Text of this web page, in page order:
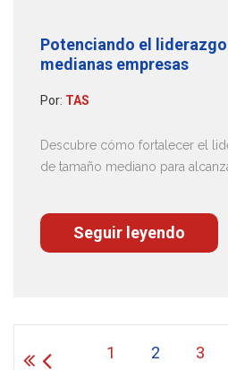
Potenciando el liderazgo
medianas empresas
Por: TAS
Descubre cómo fortalecer el
de tamaño mediano para
Seguir leyendo
1 2 3